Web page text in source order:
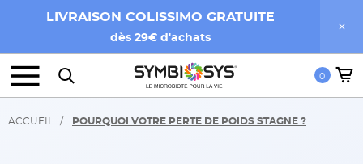
LIVRAISON COLISSIMO GRATUITE
dès 29€ d'achats
0
ACCUEIL POURQUOI VOTRE PERTE DE POIDS STAGNE ?